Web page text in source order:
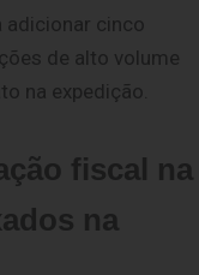
adicionar cinco
de alto volume
na expedição.
fiscal na
na